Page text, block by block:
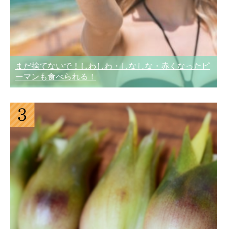
まだ捨てないで！しわしわ・しなしな・赤くなったピ
ーマンも食べられる！